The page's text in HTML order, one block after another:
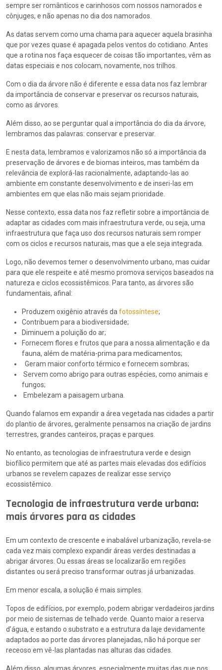
sempre ser românticos e carinhosos com nossos namorados e
cônjuges, e não apenas no dia dos namorados.
As datas servem como uma chama para aquecer aquela brasinha
que por vezes quase é apagada pelos ventos do cotidiano. Antes
que a rotina nos faça esquecer de coisas tão importantes, vêm as
datas especiais e nos colocam, novamente, nos trilhos.
Com o dia da árvore não é diferente e essa data nos faz lembrar
da importância de conservar e preservar os recursos naturais,
como as árvores.
Além disso, ao se perguntar qual a importância do dia da árvore,
lembramos das palavras: conservar e preservar.
E nesta data, lembramos e valorizamos não só a importância da
preservação de árvores e de biomas inteiros, mas também da
relevância de explorá-las racionalmente, adaptando-las ao
ambiente em constante desenvolvimento e de inseri-las em
ambientes em que elas não mais sejam prioridade.
Nesse contexto, essa data nos faz refletir sobre a importância de
adaptar as cidades com mais infraestrutura verde, ou seja, uma
infraestrutura que faça uso dos recursos naturais sem romper
com os ciclos e recursos naturais, mas que a ele seja integrada.
Logo, não devemos temer o desenvolvimento urbano, mas cuidar
para que ele respeite e até mesmo promova serviços baseados na
natureza e ciclos ecossistêmicos. Para tanto, as árvores são
fundamentais, afinal:
Produzem oxigênio através dafotossíntese;
Contribuem para a biodiversidade;
Diminuem a poluição do ar;
Fornecem flores e frutos que para a nossa alimentação e da
fauna, além de matéria-prima para medicamentos;
Geram maior conforto térmico e fornecem sombras;
Servem como abrigo para outras espécies, como animais e
fungos;
Embelezam a paisagem urbana.
Quando falamos em expandir a área vegetada nas cidades a partir
do plantio de árvores, geralmente pensamos na criação de jardins
terrestres, grandes canteiros, praças e parques.
No entanto, as tecnologias de infraestrutura verde e design
biofílico permitem que até as partes mais elevadas dos edifícios
urbanos se revelem capazes de realizar esse serviço
ecossistêmico.
Tecnologia de infraestrutura verde urbana:
mais árvores para as cidades
Em um contexto de crescente e inabalável urbanização, revela-se
cada vez mais complexo expandir áreas verdes destinadas a
abrigar árvores. Ou essas áreas se localizarão em regiões
distantes ou será preciso transformar outras já urbanizadas.
Em menor escala, a solução é mais simples.
Topos de edifícios, por exemplo, podem abrigar verdadeiros jardins
por meio de sistemas de telhado verde. Quanto maior a reserva
d’água, e estando o substrato e a estrutura da laje devidamente
adaptados ao porte das árvores planejadas, não há porque ser
receoso em vê-las plantadas nas alturas das cidades.